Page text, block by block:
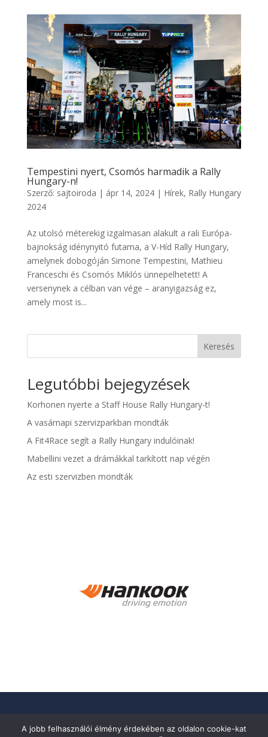
Tempestini nyert, Csomós harmadik a Rally
Hungary-n!
Szerző: sajtoiroda | ápr 14, 2024| Hírek, Rally Hungary
2024
Az utolsó méterekig izgalmasan alakult a rali Európa-
bajnokság idénynyitó futama, a V-Híd Rally Hungary,
amelynek dobogóján Simone Tempestini, Mathieu
Franceschi és Csomós Miklós ünnepelhetett! A
versenynek a célban van vége – aranyigazság ez,
amely most is...
Keresés
Legutóbbi bejegyzések
Korhonen nyerte a Staff House Rally Hungary-t!
A vasárnapi szervizparkban mondták
A Fit4Race segít a Rally Hungary indulóinak!
Mabellini vezet a drámákkal tarkított nap végén
Az esti szervizben mondták
A jobb felhasználói élmény érdekében az oldalon cookie-kat